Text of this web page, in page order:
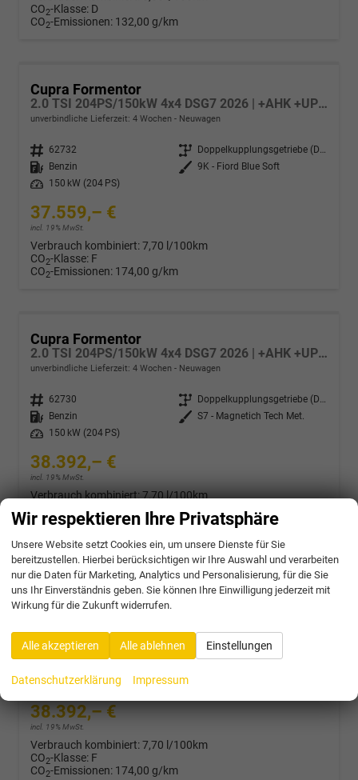
CO2-Klasse: D
CO2-Emissionen: 132,00 g/km
Cupra Formentor
2.0 TSI 204PS/150kW 4x4 DSG7 2026 | +AHK +UPGRADE-Paket +Immersive +5-Jahre Erw. Garantie
unverbindliche Lieferzeit: 4 Wochen Neuwagen
Fahrzeugnr. 62732 Getriebe
Doppelkupplungsgetriebe (DSG)
Kraftstoff
Benzin Außenfarbe 9K - Fiord Blue Soft
Leistung
150 kW (204 PS)
37.559,– €
incl. 19% MwSt.
Verbrauch kombiniert:7,70 l/100km
CO2-Klasse: F
CO2-Emissionen: 174,00 g/km
Cupra Formentor
2.0 TSI 204PS/150kW 4x4 DSG7 2026 | +AHK +UPGRADE-Paket +Immersive +5-Jahre Erw. Garantie
unverbindliche Lieferzeit: 4 Wochen Neuwagen
Fahrzeugnr. 62730 Getriebe
Doppelkupplungsgetriebe (DSG)
Kraftstoff
Benzin Außenfarbe S7 - Magnetich Tech Met.
Leistung
150 kW (204 PS)
38.392,– €
incl. 19% MwSt.
Verbrauch kombiniert:7,70 l/100km
CO 2-Emissionen: 174,00 g/km
Cupra Formentor
Fahrzeugnr. 62731
Leistung
150 kW (204 PS)
38.392,– €
incl. 19% MwSt.
Verbrauch kombiniert:7,70 l/100km
CO2-Klasse: F
CO2-Emissionen: 174,00 g/km
Wir respektieren Ihre Privatsphäre
Unsere Website setzt Cookies ein, um unsere Dienste für Sie
bereitzustellen. Hierbei berücksichtigen wir Ihre Auswahl und verarbeiten
nur die Daten für Marketing, Analytics und Personalisierung, für die Sie
uns Ihr Einverständnis geben. Sie können Ihre Einwilligung jederzeit mit
Wirkung für die Zukunft widerrufen.
Alle akzeptieren Alle ablehnen Einstellungen
Datenschutzerklärung Impressum